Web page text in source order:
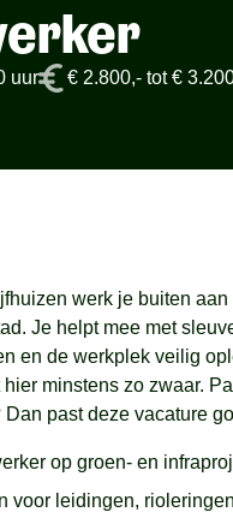
uur € 2.800,- tot €
werk je buiten
Je helpt mee met
en de werkplek veilig
minstens zo zwaar.
Dan past deze vacature
op groen- en
voor leidingen,